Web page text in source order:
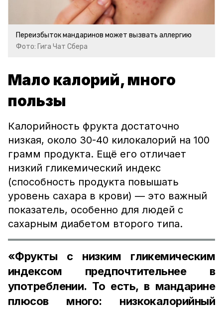
Переизбыток мандаринов может вызвать аллергию
Фото: Гига Чат Сбера
Мало калорий, много
пользы
Калорийность фрукта достаточно
низкая, около 30-40 килокалорий на 100
грамм продукта. Ещё его отличает
низкий гликемический индекс
(способность продукта повышать
уровень сахара в крови) — это важный
показатель, особенно для людей с
сахарным диабетом второго типа.
«Фрукты с низким гликемическим
индексом предпочтительнее в
употреблении. То есть, в мандарине
плюсов много: низкокалорийный